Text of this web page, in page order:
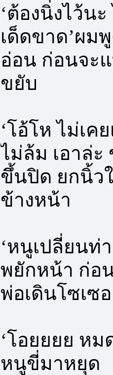
‘ต้องนิ่งไว้น
เด็ดขาด’ผม
อ่อน ก่อนจะ
ขยับ
‘โอ้โห ไม่เค
ไม่ล้ม เอาล่
ขึ้นปิด ยกนิ้ว
ข้างหน้า
‘หนูเปลี่ยนท่
พยักหน้า ก่อ
พ่อเดินโซเซ
‘โอยยยย ห
หนูขี่มาหยุด